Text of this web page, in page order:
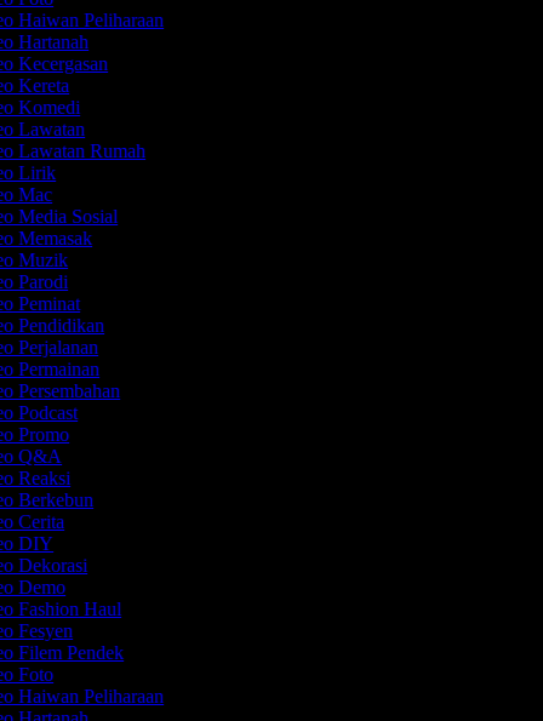
Haiwan Peliharaan
Hartanah
Kecergasan
Kereta
Komedi
Lawatan
Lawatan Rumah
Lirik
Mac
Media Sosial
Memasak
Muzik
Parodi
Peminat
Pendidikan
Perjalanan
Permainan
Persembahan
Podcast
Promo
Q&A
Reaksi
Berkebun
Cerita
DIY
Dekorasi
Demo
Fashion Haul
Fesyen
Filem Pendek
Foto
Haiwan Peliharaan